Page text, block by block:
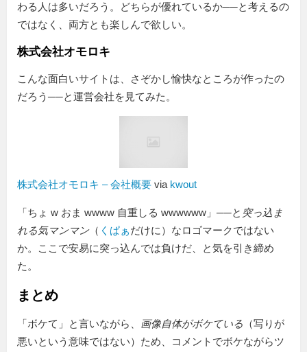
わる人は多いだろう。どちらが優れているか──と考えるの
ではなく、両方とも楽しんで欲しい。
株式会社オモロキ
こんな面白いサイトは、さぞかし愉快なところが作ったの
だろう──と運営会社を見てみた。
株式会社オモロキ – 会社概要 via kwout
「ちょ w おま wwww 自重しる wwwwww」──と 突っ込ま
れる気マンマン（ くぱぁだけに）なロゴマークではない
か。ここで安易に突っ込んでは負けだ、と気を引き締め
た。
まとめ
「ボケて」と言いながら、 画像自体がボケている （写りが
悪いという意味ではない）ため、コメントでボケながらツ